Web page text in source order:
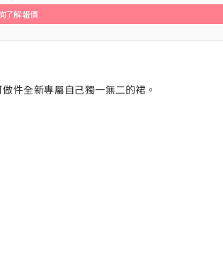
了解報價
件全新專屬自己獨一無二的裙。